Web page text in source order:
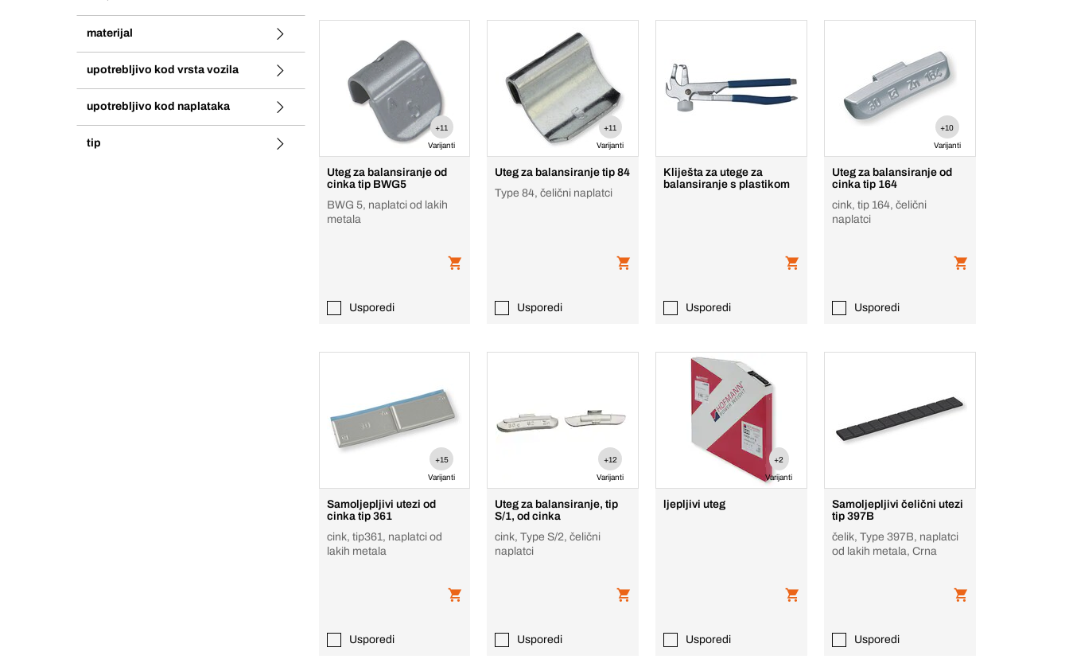
materijal
upotrebljivo kod vrsta vozila
upotrebljivo kod naplataka
tip
+11
Varijanti
Uteg za balansiranje od
cinka tip BWG5
BWG 5, naplatci od lakih
metala
Usporedi
+11
Varijanti
Uteg za balansiranje tip 84
Type 84, čelični naplatci
Usporedi
Kliješta za utege za
balansiranje s plastikom
Usporedi
+10
Varijanti
Uteg za balansiranje od
cinka tip 164
cink, tip 164, čelični
naplatci
Usporedi
+15
Varijanti
Samoljepljivi utezi od
cinka tip 361
cink, tip361, naplatci od
lakih metala
Usporedi
+12
Varijanti
Uteg za balansiranje, tip
S/1, od cinka
cink, Type S/2, čelični
naplatci
Usporedi
+2
Varijanti
ljepljivi uteg
Usporedi
Samoljepljivi čelični utezi
tip 397B
čelik, Type 397B, naplatci
od lakih metala, Crna
Usporedi